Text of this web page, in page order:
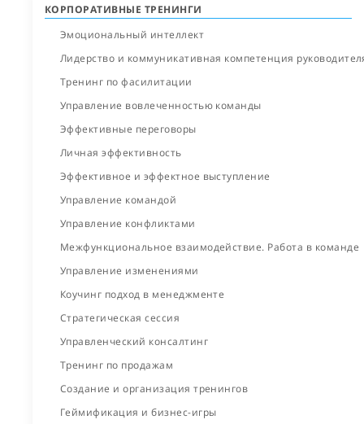
КОРПОРАТИВНЫЕ ТРЕНИНГИ
Эмоциональный интеллект
Лидерство и коммуникативная компетенция
Тренинг по фасилитации
Управление вовлеченностью команды
Эффективные переговоры
Личная эффективность
Эффективное и эффектное выступление
Управление командой
Управление конфликтами
Межфункциональ­ное взаимодействие. Работа в команде
Управление изменениями
Коучинг подход в менеджменте
Стратегическая сессия
Управленческий консалтинг
Тренинг по продажам
Создание и организация тренингов
Геймификация и бизнес-игры